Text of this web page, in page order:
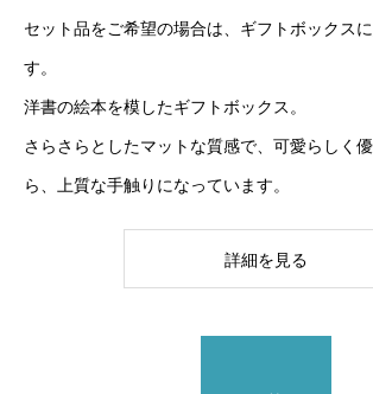
セット品をご希望の場合は、ギフトボックス
す。
洋書の絵本を模したギフトボックス。
さらさらとしたマットな質感で、可愛らしく
ら、上質な手触りになっています。
詳細を見る